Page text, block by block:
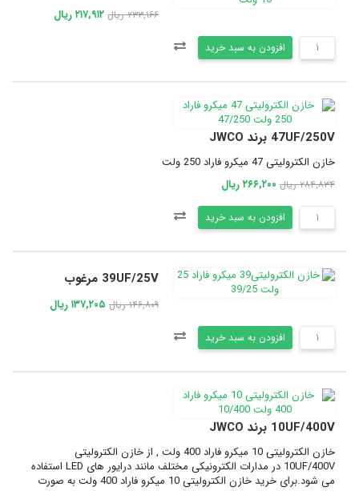
۲۳۳,۱۶۶ ریال ۲۱۷,۹۱۲ ریال
افزودن به سبد خرید
47UF/250V برند JWCO
خازن الکترولیتی 47 میکرو فاراد 250 ولت
۲۸۴,۸۳۴ ریال ۲۶۶,۲۰۰ ریال
افزودن به سبد خرید
39UF/25V مرغوب
۱۴۶,۸۰۹ ریال ۱۳۷,۲۰۵ ریال
افزودن به سبد خرید
10UF/400V برند JWCO
خازن الکترولیتی 10 میکرو فاراد 400 ولت , از خازن الکترولیتی
10UF/400V در مدارات الکترونیکی مختلف مانند درایور های LED استفاده
می شود.برای خرید خازن الکترولیتی 10 میکرو فاراد 400 ولت به صورت